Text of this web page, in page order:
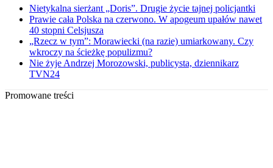
Nietykalna sierżant „Doris”. Drugie życie tajnej policjantki
Prawie cała Polska na czerwono. W apogeum upałów nawet
40 stopni Celsjusza
„Rzecz w tym”: Morawiecki (na razie) umiarkowany. Czy
wkroczy na ścieżkę populizmu?
Nie żyje Andrzej Morozowski, publicysta, dziennikarz
TVN24
Promowane treści